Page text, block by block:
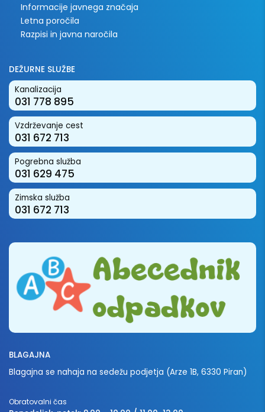
Informacije javnega značaja
Letna poročila
Razpisi in javna naročila
DEŽURNE SLUŽBE
Kanalizacija
031 778 895
Vzdrževanje cest
031 672 713
Pogrebna služba
031 629 475
Zimska služba
031 672 713
BLAGAJNA
Blagajna se nahaja na sedežu podjetja (Arze 1B, 6330 Piran)
Obratovalni čas